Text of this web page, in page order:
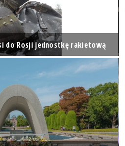
do Rosji jednostkę rakietową